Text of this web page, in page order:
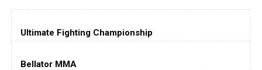
(19-5-1, 0)
Дастин Порье
(26-6-0, 1)
Ultimate Fighting Championship
Bellator MMA